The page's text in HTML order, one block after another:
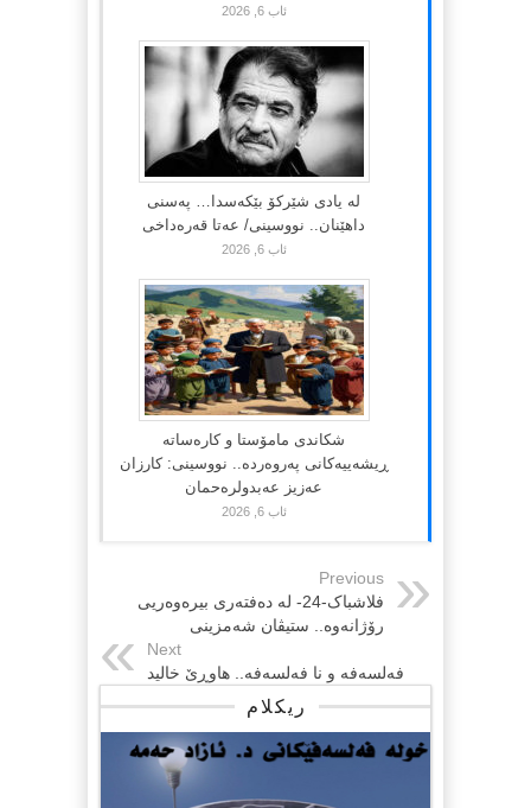
ئاب 6, 2026
لە یادی شێرکۆ بێکەسدا… پەسنی
داهێنان.. نووسینی/ عەتا قەرەداخی
ئاب 6, 2026
شکاندی مامۆستا و کارەساتە
ڕیشەییەکانی پەروەردە.. نووسینی: کارزان
عەزیز عەبدولرەحمان
ئاب 6, 2026
Previous
فلاشباک-24- لە دەفتەری بیرەوەریی
رۆژانەوە.. ستیڤان شەمزینی
Next
فەلسەفە و نا فەلسەفە.. هاوڕێ خاليد
ریکلام